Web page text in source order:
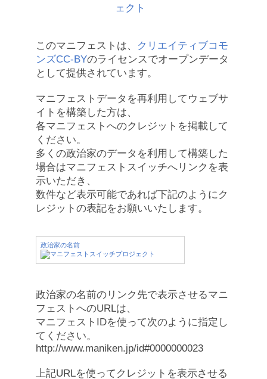
このマニフェストは、
クリエイティブコモ
ンズCC-BYのライセンスでオープンデータ
として提供されています。
マニフェストデータを再利用してウェブサ
イトを構築した方は、
各マニフェストへのクレジットを掲載して
ください。
多くの政治家のデータを利用して構築した
場合はマニフェストスイッチへリンクを表
示いただき、
数件など表示可能であれば下記のようにク
レジットの表記をお願いいたします。
政治家の名前
政治家の名前のリンク先で表示させるマニ
フェストへのURLは、
マニフェストIDを使って次のように指定し
てください。
http://www.maniken.jp/id#0000000023
上記URLを使ってクレジットを表示させる